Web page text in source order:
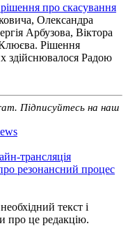
про скасування
Олександра
Арбузова, Віктора
Рішення
здійснювалося Радою
Підписуйтесь на наш
трансляція
резонансний процес
текст і
про це редакцію.